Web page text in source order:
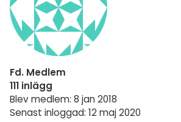
Fd. Medlem
111 inlägg
Blev medlem: 8 jan 2018
Senast inloggad: 12 maj 2020
Engelska